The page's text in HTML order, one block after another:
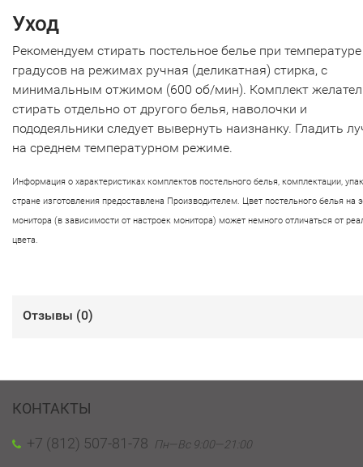
Уход
Рекомендуем стирать постельное белье при
градусов на режимах ручная (деликатная) стирка, с
минимальным отжимом (600 об/мин). Комплект
стирать отдельно от другого белья, наволочки и
пододеяльники следует вывернуть наизнанку. Гладить
на среднем температурном режиме.
Информация о характеристиках комплектов постельного белья, комплектации,
стране изготовления предоставлена Производителем. Цвет постельного белья на
монитора (в зависимости от настроек монитора) может немного отличаться от
цвета.
Отзывы (0)
КОНТАКТЫ
+7 (812) 507-81-78 Пн—Вс 9:00—21:00